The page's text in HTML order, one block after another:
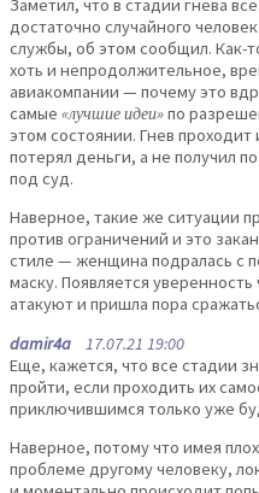
Заметил, что в стадии гнева
достаточно случайного
службы, об этом сообщил. Как-
хоть и непродолжительное,
авиакомпании — почему это
самые «лучшие идеи»по
этом состоянии. Гнев
потерял деньги, а не получил
под суд.
Наверное, такие же ситуации
против ограничений и это
стиле — женщина подралась с
маску. Появляется
атакуют и пришла пора
damir4a 17.07.21 19:00
Еще, кажется, что все стадии
пройти, если проходить их
приключившимся только уже
Наверное, потому что имея
проблеме другому человеку,